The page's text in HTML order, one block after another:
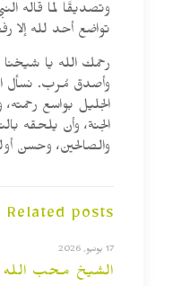
وتصديقًا لما قاله
تواضع أحد لله إلا
رحمك الله يا
وأصدق مُرب. نسأل
الجليل بواسع
الجنة، وأن يلحقه
والصالحين، وحسن
Related posts
17 يونيو, 2026
الشيخ محب الله